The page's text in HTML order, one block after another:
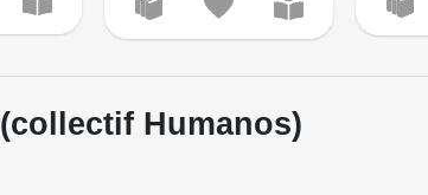
(collectif Humanos)